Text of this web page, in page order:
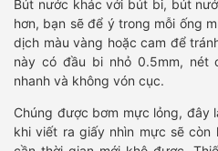
Bút nước khác với bút bi, bút
hơn, bạn sẽ để ý trong mỗi ống
dịch màu vàng hoặc cam để
này có đầu bi nhỏ 0.5mm, nét
nhanh và không vón cục.
Chúng được bơm mực lỏng, đây
khi viết ra giấy nhìn mực sẽ